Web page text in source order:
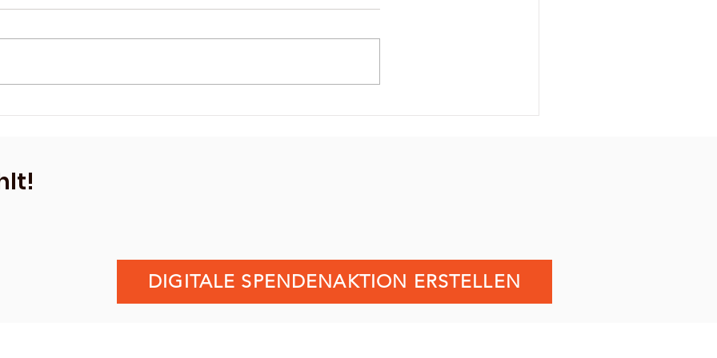
SuS spielt in neuen
Am 14.September fand in der
#LandkreisesAurich statt. Viele
DIGITALE SPENDENAKTION ERSTELLEN